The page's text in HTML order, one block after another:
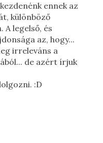
ennek az
különböző
A legelső, és
az, hogy...
irreleváns a
de azért írjuk
:D